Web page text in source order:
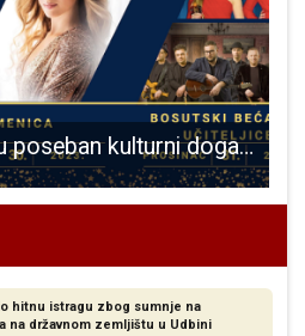
Večeras u Gospiću poseban kulturni događaj – Strauss novogodišnji koncert!
hitnu istragu zbog sumnje na
na državnom zemljištu u Udbini